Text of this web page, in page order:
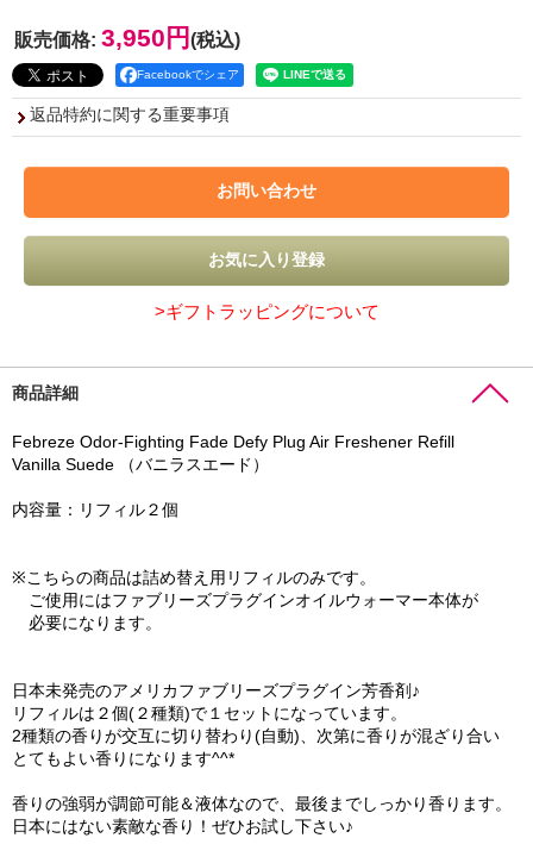
販売価格: 3,950円 (税込)
Facebookでシェア
返品特約に関する重要事項
>ギフトラッピングについて
商品詳細
Febreze Odor-Fighting Fade Defy Plug Air Freshener Refill
Vanilla Suede （バニラスエード）
内容量：リフィル２個
※こちらの商品は詰め替え用リフィルのみです。
ご使用にはファブリーズプラグインオイルウォーマー本体が
必要になります。
日本未発売のアメリカファブリーズプラグイン芳香剤♪
リフィルは２個(２種類)で１セットになっています。
2種類の香りが交互に切り替わり(自動)、次第に香りが混ざり合い
とてもよい香りになります^^*
香りの強弱が調節可能＆液体なので、最後までしっかり香ります。
日本にはない素敵な香り！ぜひお試し下さい♪